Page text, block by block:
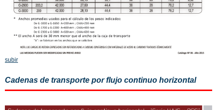
subir
Cadenas de transporte por flujo continuo horizontal